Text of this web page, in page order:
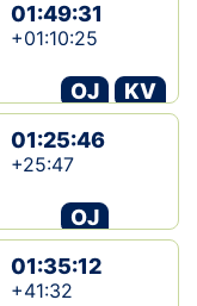
01:49:31
+01:10:25
OJ
KV
01:25:46
+25:47
OJ
01:35:12
+41:32